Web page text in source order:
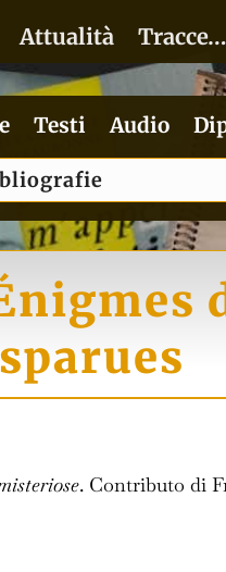
Attualità Tracce…
Testi Audio
. Contributo di